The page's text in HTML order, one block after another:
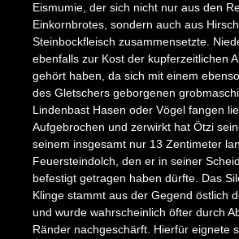
Eismumie, der sich nicht nur aus den
Einkornbrotes, sondern auch aus
Steinbockfleisch zusammensetzte.
ebenfalls zur Kost der kupferzeitlichen
gehört haben, da sich mit einem
des Gletschers geborgenen
Lindenbast Hasen oder Vögel fangen
Aufgebrochen und zerwirkt hat Ötzi
seinem insgesamt nur 13 Zentimeter
Feuersteindolch, den er in seiner
befestigt getragen haben dürfte. Das
Klinge stammt aus der Gegend östlich
und wurde wahrscheinlich öfter durch
Ränder nachgeschärft. Hierfür eignete